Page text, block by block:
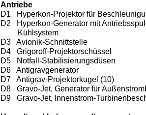
Antriebe
D1 Hyperkon-Projektor für
D2 Hyperkon-Generator mit
Kühlsystem
D3 Avionik-Schnittstelle
D4 Grigoroff-Projektorschüssel
D5 Notfall-Stabilisierungsdüsen
D6 Antigravgenerator
D7 Antigrav-Projektorkugel (10)
D8 Gravo-Jet, Generator für
D9 Gravo-Jet, Innenstrom-